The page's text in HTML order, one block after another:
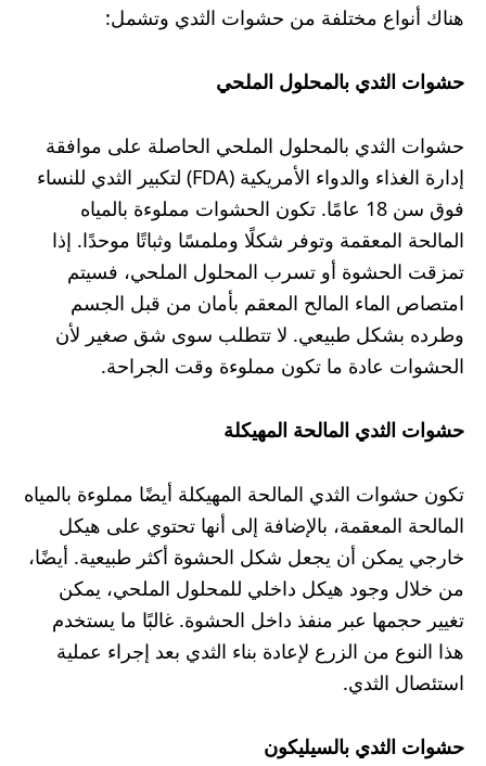
هناك أنواع مختلفة من حشوات الثدي وتشمل:
حشوات الثدي بالمحلول الملحي
حشوات الثدي بالمحلول الملحي الحاصلة على موافقة
إدارة الغذاء والدواء الأمريكية (FDA) لتكبير الثدي للنساء
فوق سن 18 عامًا. تكون الحشوات مملوءة بالمياه
المالحة المعقمة وتوفر شكلًا وملمسًا وثباتًا موحدًا. إذا
تمزقت الحشوة أو تسرب المحلول الملحي، فسيتم
امتصاص الماء المالح المعقم بأمان من قبل الجسم
وطرده بشكل طبيعي. لا تتطلب سوى شق صغير لأن
الحشوات عادة ما تكون مملوءة وقت الجراحة.
حشوات الثدي المالحة المهيكلة
تكون حشوات الثدي المالحة المهيكلة أيضًا مملوءة بالمياه
المالحة المعقمة، بالإضافة إلى أنها تحتوي على هيكل
خارجي يمكن أن يجعل شكل الحشوة أكثر طبيعية. أيضًا،
من خلال وجود هيكل داخلي للمحلول الملحي، يمكن
تغيير حجمها عبر منفذ داخل الحشوة. غالبًا ما يستخدم
هذا النوع من الزرع لإعادة بناء الثدي بعد إجراء عملية
استئصال الثدي.
حشوات الثدي بالسيليكون